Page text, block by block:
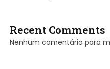
Recent Comments
Nenhum comentário para